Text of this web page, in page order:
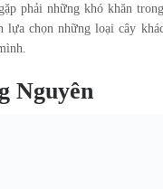
phải những khó khăn
lựa chọn những loại cây
Nguyên